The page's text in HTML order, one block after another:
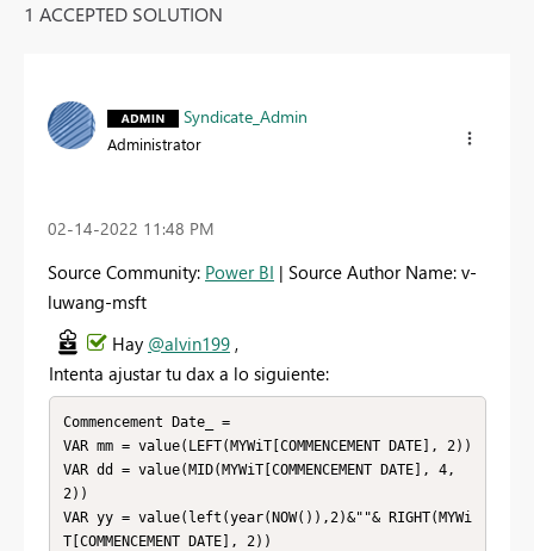
1 ACCEPTED SOLUTION
Syndicate_Admin
Administrator
‎02-14-2022 11:48 PM
Source Community: Power BI | Source Author Name: v-
luwang-msft
Hay @alvin199 ,
Intenta ajustar tu dax a lo siguiente:
Commencement Date_ =
VAR mm = value(LEFT(MYWiT[COMMENCEMENT DATE], 2))
VAR dd = value(MID(MYWiT[COMMENCEMENT DATE], 4,
2))
VAR yy = value(left(year(NOW()),2)&""& RIGHT(MYWi
T[COMMENCEMENT DATE], 2))